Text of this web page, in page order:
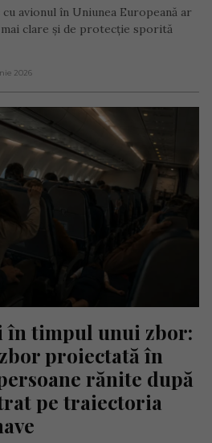
avionul în Uniunea Europeană ar
clare și de protecție sporită
2026
în timpul unui zbor:
proiectată în
rănite după
pe traiectoria